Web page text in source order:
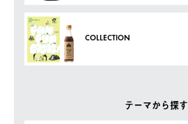
COLLECTION
テーマから探す